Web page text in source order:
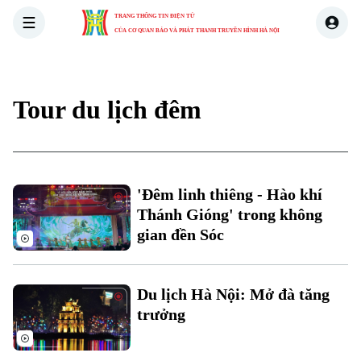
TRANG THÔNG TIN ĐIỆN TỬ
CỦA CƠ QUAN BÁO VÀ PHÁT THANH TRUYỀN HÌNH HÀ NỘI
Xu hướng
Chuyên mục
Thời sự
Hà Nội
Hà Nội
Tour du lịch đêm
'Đêm linh thiêng - Hào khí
Thánh Gióng' trong không
gian đền Sóc
Du lịch Hà Nội: Mở đà tăng
trưởng